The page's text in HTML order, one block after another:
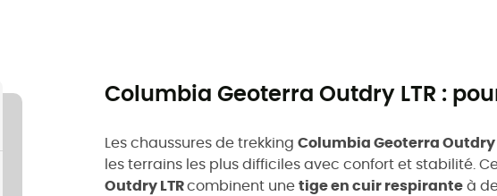
Columbia Geoterra Outdry LTR :
Les chaussures de trekking Columbia Geoterra Outdry
les terrains les plus difficiles avec confort et stabilité.
Outdry LTRcombinent une tige en cuir respirante à